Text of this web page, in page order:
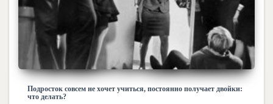
Подросток совсем не хочет учиться, постоянно получает двойки:
что делать?